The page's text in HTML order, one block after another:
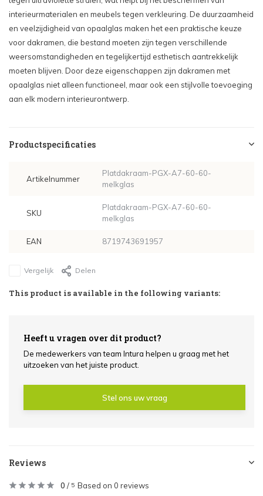
interieurmaterialen en meubels tegen verkleuring. De duurzaamheid
en veelzijdigheid van opaalglas maken het een praktische keuze
voor dakramen, die bestand moeten zijn tegen verschillende
weersomstandigheden en tegelijkertijd esthetisch aantrekkelijk
moeten blijven. Door deze eigenschappen zijn dakramen met
opaalglas niet alleen functioneel, maar ook een stijlvolle toevoeging
aan elk modern interieurontwerp.
Productspecificaties
Artikelnummer
Platdakraam-PGX-A7-60-60-
melkglas
SKU
Platdakraam-PGX-A7-60-60-
melkglas
EAN 8719743691957
Vergelijk Delen
This product is available in the following variants:
Heeft u vragen over dit product?
De medewerkers van team Intura helpen u graag met het
uitzoeken van het juiste product.
Stel ons uw vraag
Reviews
0 / 5 Based on 0 reviews